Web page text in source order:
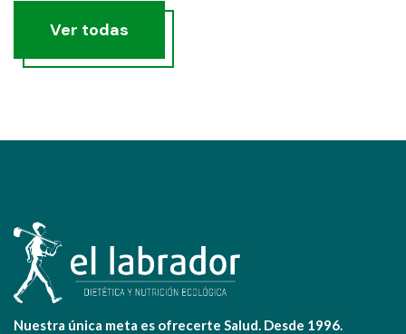
Ver todas
Nuestra única meta es ofrecerte Salud. Desde 1996.